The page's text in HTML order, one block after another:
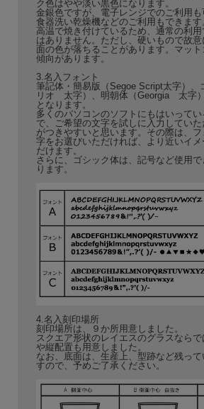
ク色はやや淡い黒色になります。
金銀色ですが、電子レンジでのご利用も
食器洗い乾燥機などのご利用もできます
高温で焼き付けているため、通常の利用
はありません。ただし、硬いもので故
面の色が落ちることがあります。マッ
傾向があります。
3.名入フォント
筆記体・簡易版（Segoe Script太字）、
リオ 太字）、明朝体（Georgia 太字
となります。
多くのパソコンのソフトにもはいって
で、ご希望の文字を試しに入力してい
がつきやすいと思います。その際は、
字をお選びいただければ、より近いイ
だけます。
さらに、ゴシック体は、記号など使用
ります。
4.名入刻印場所
刻印場所は、９か所用意しました。
スクエア形状のレイエスのグラスなら
や縦配置も用意しました。
なお、底面は、生産上、型跡など残って
すので、予めご了承ください。